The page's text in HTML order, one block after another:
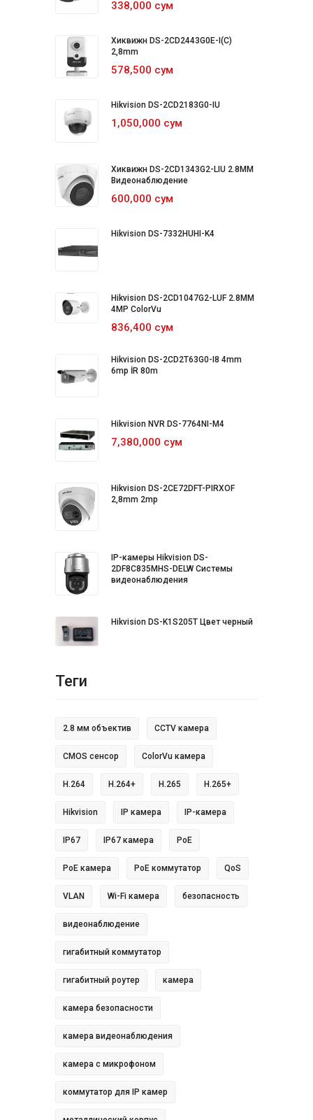
338,000 сум
Хиквижн DS-2CD2443G0E-I(C)
2,8mm
578,500 сум
Hikvision DS-2CD2183G0-IU
1,050,000 сум
Хиквижн DS-2CD1343G2-LIU 2.8MM
Видеонаблюдение
600,000 сум
Hikvision DS-7332HUHI-K4
Hikvision DS-2CD1047G2-LUF 2.8MM
4MP ColorVu
836,400 сум
Hikvision DS-2CD2T63G0-I8 4mm
6mp İR 80m
Hikvision NVR DS-7764NI-M4
7,380,000 сум
Hikvision DS-2CE72DFT-PIRXOF
2,8mm 2mp
IP-камеры Hikvision DS-
2DF8C835MHS-DELW Системы
видеонаблюдения
Hikvision DS-K1S205T Цвет черный
Теги
2.8 мм объектив CCTV камера
CMOS сенсор ColorVu камера
H.264 H.264+ H.265 H.265+
Hikvision IP камера IP-камера
IP67 IP67 камера PoE
PoE камера PoE коммутатор QoS
VLAN Wi-Fi камера безопасность
видеонаблюдение
гигабитный коммутатор
гигабитный роутер камера
камера безопасности
камера видеонаблюдения
камера с микрофоном
коммутатор для IP камер